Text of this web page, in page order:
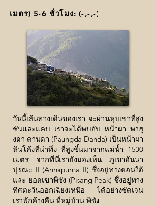
เมตร) 5-6 ชั่วโมง: (-,-,-)
วันนี้เส้นทางเดินของเรา จะผ่านหุบเขาที่สูง
ชันและแคบ เราจะได้พบกับ หน้าผา พาฮุ
งดา ดานดา (Paungda Danda) เป็นหน้าผา
หินโค้งที่น่าทึ่ง ที่สูงขึ้นมาจากแม่น้ำ 1500
เมตร จากที่นี่เรายังมองเห็น ภูเขาอันนา
ปุรณะ II (Annapurna II) ซึ่งอยู่ทางตอนใต้
และ ยอดเขาพิซัง (Pisang Peak) ซึ่งอยู่ทาง
ทิศตะวันออกเฉียงเหนือ ได้อย่างชัดเจน
เราพักค้างคืน ที่หมู่บ้าน พิซัง